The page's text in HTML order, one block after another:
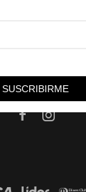
SUSCRIBIRME
y accedé a
 